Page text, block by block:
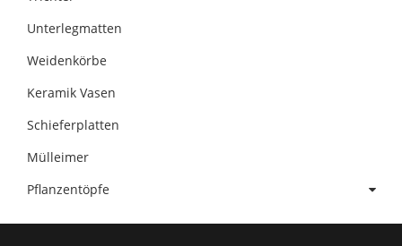
Unterlegmatten
Weidenkörbe
Keramik Vasen
Schieferplatten
Mülleimer
Pflanzentöpfe